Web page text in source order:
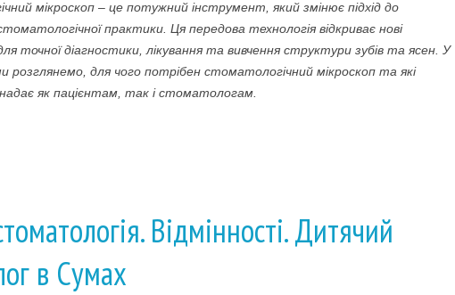
мікроскоп – це потужний інструмент, який змінює підхід до
практики. Ця передова технологія відкриває нові
точної діагностики, лікування та вивчення структури зубів та ясен. У
розглянемо, для чого потрібен стоматологічний мікроскоп та які
надає як пацієнтам, так і стоматологам.
Відмінності. Дитячий
в Сумах